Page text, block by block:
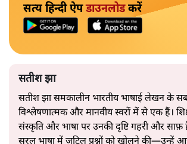
सत्य हिन्दी ऐपडाउनलोडकरें
सतीश झा
सतीश झा समकालीन भारतीय भाषाई लेखन के
विश्लेषणात्मक और मानवीय स्वरों में से एक हैं।
संस्कृति और भाषा पर उनकी दृष्टि गहरी और